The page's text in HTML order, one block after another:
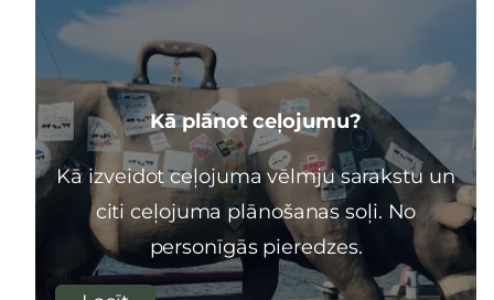
Kā plānot ceļojumu?
Kā izveidot ceļojuma vēlmju sarakstu un
citi ceļojuma plānošanas soļi. No
personīgās pieredzes.